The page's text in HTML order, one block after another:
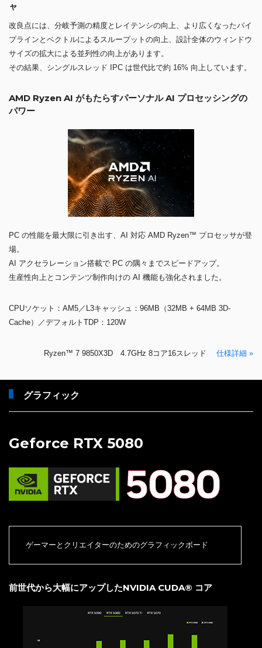
ャ
改良点には、分岐予測の精度とレイテンシの向上、より広くなったパイ
プラインとベクトルによるスループットの向上、設計全体のウィンドウ
サイズの拡大による並列性の向上があります。
その結果、シングルスレッド IPC は世代比で約 16% 向上しています。
AMD Ryzen AI がもたらすパーソナル AI プロセッシングの
パワー
PC の性能を最大限に引き出す、AI 対応 AMD Ryzen™ プロセッサが登
場。
AI アクセラレーション搭載で PC の隅々までスピードアップ。
生産性向上とコンテンツ制作向けの AI 機能も強化されました。
CPUソケット：AM5／L3キャッシュ：96MB（32MB + 64MB 3D-
Cache）／デフォルトTDP：120W
Ryzen™ 7 9850X3D 4.7GHz 8コア16スレッド 仕様詳細 »
グラフィック
Geforce RTX 5080
ゲーマーとクリエイターのためのグラフィックボード
前世代から大幅にアップしたNVIDIA CUDA® コア